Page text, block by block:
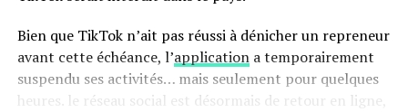
Pour accéder à cette remise exceptionnelle :
Bien que TikTok n’ait pas réussi à dénicher un repreneur
avant cette échéance, l’applicationa temporairement
suspendu ses activités… mais seulement pour quelques
heures. le réseau social est désormais de retour en ligne,